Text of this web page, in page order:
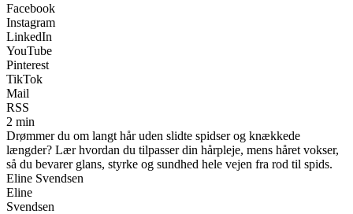
Facebook
Instagram
LinkedIn
YouTube
Pinterest
TikTok
Mail
RSS
2 min
Drømmer du om langt hår uden slidte spidser og knækkede
længder? Lær hvordan du tilpasser din hårpleje, mens håret vokser,
så du bevarer glans, styrke og sundhed hele vejen fra rod til spids.
Eline Svendsen
Eline
Svendsen